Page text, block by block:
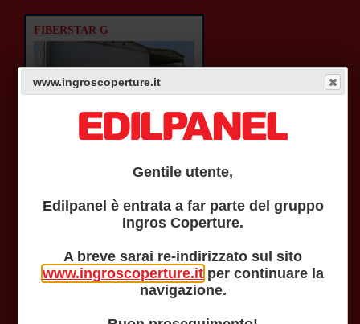
FIBERSTAR G
Pannello parete metallico in lana di
Pannello parete precoibentato
www.ingroscoperture.it
Gentile utente,
Edilpanel è entrata a far parte del gruppo
Ingros Coperture.
A breve sarai re-indirizzato sul sito
www.ingroscoperture.itper continuare la
navigazione.